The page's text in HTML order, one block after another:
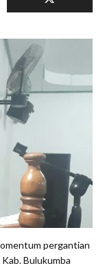
pergantian
Bulukumba